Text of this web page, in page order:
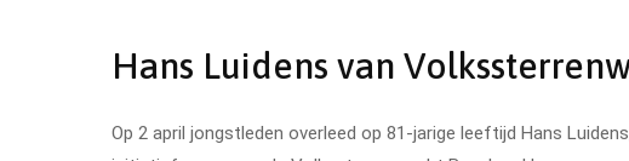
Hans Luidens van
Op 2 april jongstleden overleed op 81-jarige leeftijd Hans